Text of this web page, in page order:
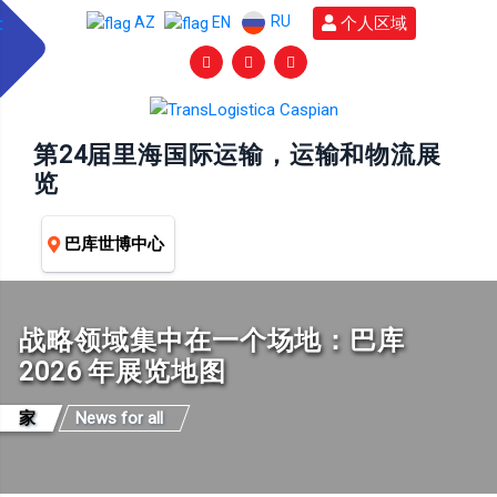
AZ EN RU 个人区域
第24届里海国际运输，运输和物流展
览
巴库世博中心
战略领域集中在一个场地：巴库
2026 年展览地图
家 News for all